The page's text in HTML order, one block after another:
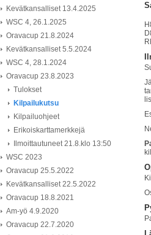
Kevätkansalliset 13.4.2025
WSC 4, 26.1.2025
Oravacup 21.8.2024
Kevätkansalliset 5.5.2024
WSC 4, 28.1.2024
Oravacup 23.8.2023
Tulokset
Kilpailukutsu
Kilpailuohjeet
Erikoiskarttamerkkejä
Ilmoittautuneet 21.8.klo 13:50
WSC 2023
Oravacup 25.5.2022
Kevätkansalliset 22.5.2022
Oravacup 18.8.2021
Am-yö 4.9.2020
Oravacup 22.7.2020